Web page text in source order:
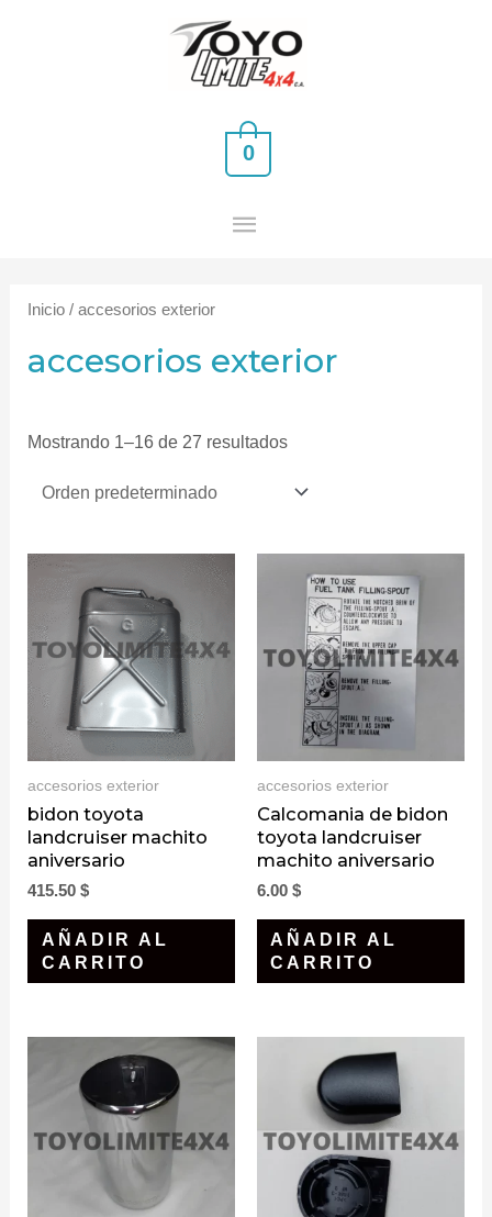
MENÚ
PRINCIPAL
0
Inicio / accesorios exterior
accesorios exterior
Mostrando 1–16 de 27 resultados
accesorios exterior
bidon toyota
landcruiser machito
aniversario
415.50$
AÑADIR AL
CARRITO
accesorios exterior
Calcomania de bidon
toyota landcruiser
machito aniversario
6.00 $
AÑADIR AL
CARRITO